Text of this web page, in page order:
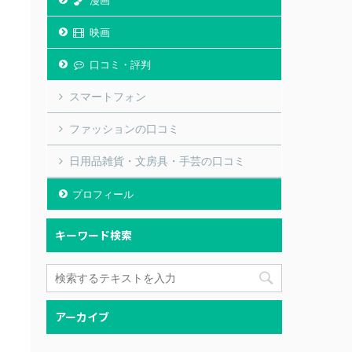
映画
口コミ・評判
スマートフォン
ファッションの口コミ
日用品雑貨・文房具・手芸の口コミ
プロフィール
キーワード検索
アーカイブ